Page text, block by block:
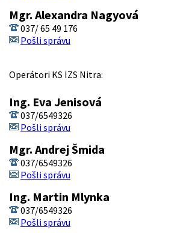
Mgr. Alexandra Nagyová
037/ 65 49 176
Pošli správu
Operátori KS IZS Nitra:
Ing. Eva Jenisová
037/6549326
Pošli správu
Mgr. Andrej Šmida
037/6549326
Pošli správu
Ing. Martin Mlynka
037/6549326
Pošli správu